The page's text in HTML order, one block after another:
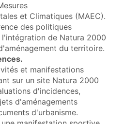
et Climatiques (MAEC).
des politiques
de Natura 2000
du territoire.
et manifestations
sur un site Natura 2000
d'incidences,
d'aménagements
d'urbanisme.